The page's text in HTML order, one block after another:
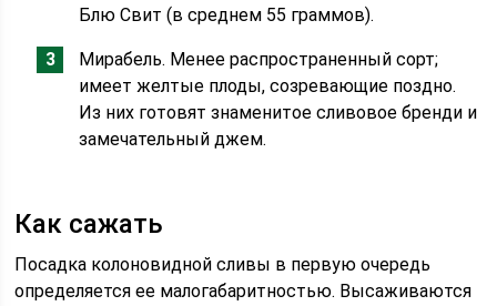
Блю Свит (в среднем 55 граммов).
Мирабель. Менее распространенный сорт;
имеет желтые плоды, созревающие поздно.
Из них готовят знаменитое сливовое бренди и
замечательный джем.
Как сажать
Посадка колоновидной сливы в первую очередь
определяется ее малогабаритностью. Высаживаются